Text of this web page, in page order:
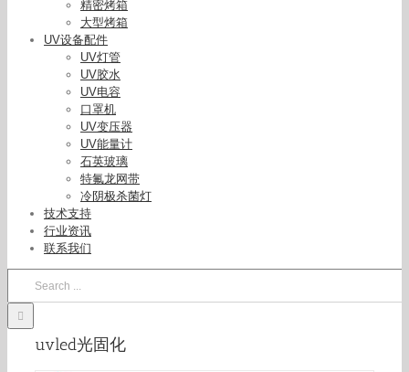
精密烤箱
大型烤箱
UV设备配件
UV灯管
UV胶水
UV电容
口罩机
UV变压器
UV能量计
石英玻璃
特氟龙网带
冷阴极杀菌灯
技术支持
行业资讯
联系我们
uvled光固化